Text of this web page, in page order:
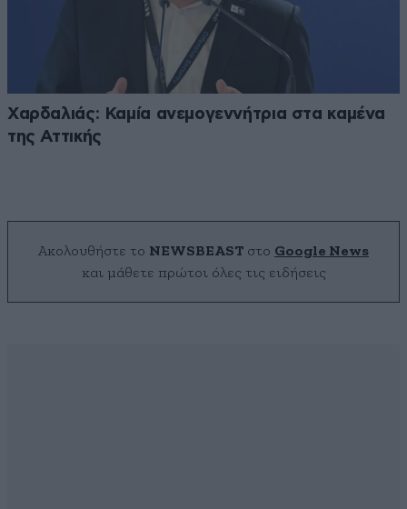
Χαρδαλιάς: Καμία ανεμογεννήτρια στα καμένα
της Αττικής
Ακολουθήστε το NEWSBEAST στο Google News
και μάθετε πρώτοι όλες τις ειδήσεις